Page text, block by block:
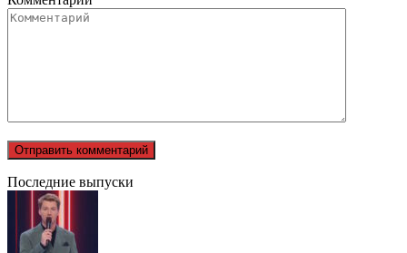
Последние выпуски